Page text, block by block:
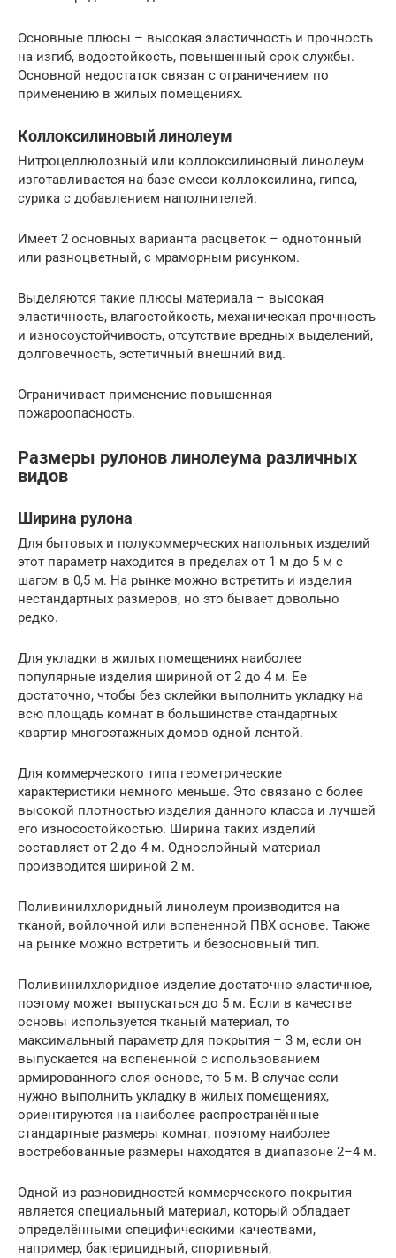
Основные плюсы – высокая эластичность и прочность
на изгиб, водостойкость, повышенный срок службы.
Основной недостаток связан с ограничением по
применению в жилых помещениях.
Коллоксилиновый линолеум
Нитроцеллюлозный или коллоксилиновый линолеум
изготавливается на базе смеси коллоксилина, гипса,
сурика с добавлением наполнителей.
Имеет 2 основных варианта расцветок – однотонный
или разноцветный, с мраморным рисунком.
Выделяются такие плюсы материала – высокая
эластичность, влагостойкость, механическая прочность
и износоустойчивость, отсутствие вредных выделений,
долговечность, эстетичный внешний вид.
Ограничивает применение повышенная
пожароопасность.
Размеры рулонов линолеума различных
видов
Ширина рулона
Для бытовых и полукоммерческих напольных изделий
этот параметр находится в пределах от 1 м до 5 м с
шагом в 0,5 м. На рынке можно встретить и изделия
нестандартных размеров, но это бывает довольно
редко.
Для укладки в жилых помещениях наиболее
популярные изделия шириной от 2 до 4 м. Ее
достаточно, чтобы без склейки выполнить укладку на
всю площадь комнат в большинстве стандартных
квартир многоэтажных домов одной лентой.
Для коммерческого типа геометрические
характеристики немного меньше. Это связано с более
высокой плотностью изделия данного класса и лучшей
его износостойкостью. Ширина таких изделий
составляет от 2 до 4 м. Однослойный материал
производится шириной 2 м.
Поливинилхлоридный линолеум производится на
тканой, войлочной или вспененной ПВХ основе. Также
на рынке можно встретить и безосновный тип.
Поливинилхлоридное изделие достаточно эластичное,
поэтому может выпускаться до 5 м. Если в качестве
основы используется тканый материал, то
максимальный параметр для покрытия – 3 м, если он
выпускается на вспененной с использованием
армированного слоя основе, то 5 м. В случае если
нужно выполнить укладку в жилых помещениях,
ориентируются на наиболее распространённые
стандартные размеры комнат, поэтому наиболее
востребованные размеры находятся в диапазоне 2–4 м.
Одной из разновидностей коммерческого покрытия
является специальный материал, который обладает
определёнными специфическими качествами,
например, бактерицидный, спортивный,